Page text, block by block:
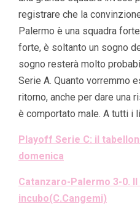
registrare che la
Palermo è una squadra
forte, è soltanto un sogno
sogno resterà molto
Serie A. Quanto vorremmo
ritorno, anche per dare una
è comportato male. A tutti i
Playoff Serie C: il
domenica
Catanzaro-Palermo 3-0.
incubo(C.Cangemi)